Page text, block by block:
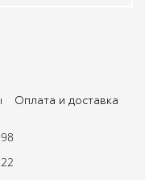
Оплата и доставка